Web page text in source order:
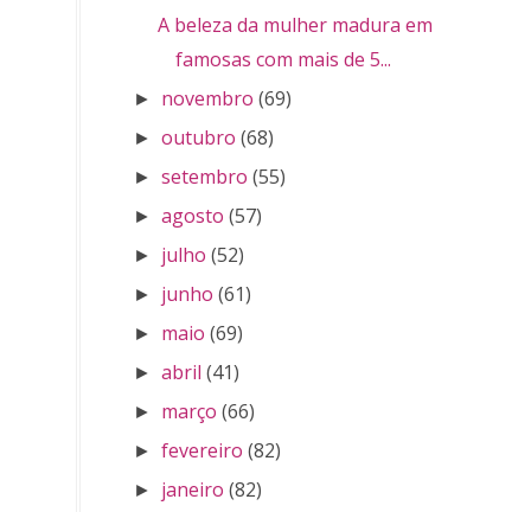
A beleza da mulher madura em
famosas com mais de 5...
► novembro (69)
►outubro (68)
►setembro (55)
►agosto (57)
► julho (52)
► junho (61)
► maio (69)
►abril (41)
► março (66)
►fevereiro (82)
► janeiro (82)